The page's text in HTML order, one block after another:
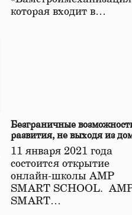
которая входит в…
Безграничные
развития, не выходя из
11 января 2021 года
состоится открытие
онлайн-школы АМР
SMART SCHOOL.
SMART…